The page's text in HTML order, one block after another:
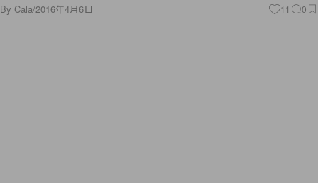
By Cala/2016年4月6日 11 0